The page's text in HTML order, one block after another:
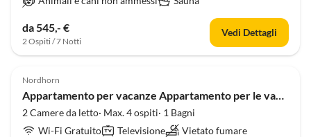
da 545,- €
2 Ospiti / 7 Notti
Vedi Dettagli
Nordhorn
Appartamento per vacanze Appartamento per le vacanze Casa dolce casa
2 Camere da letto· Max. 4 ospiti· 1 Bagni
Wi-Fi Gratuito
Televisione
Vietato fumare